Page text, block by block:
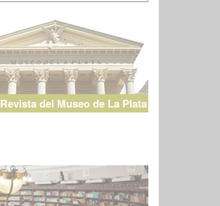
Revista del Museo de La Plata